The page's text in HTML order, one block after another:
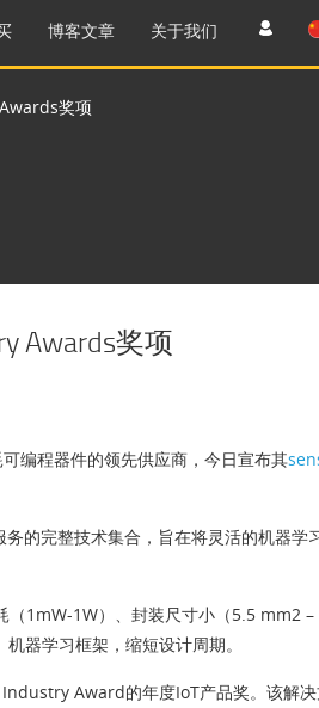
博客文章 关于我们
奖项
Awards奖项
可编程器件的领先供应商，今日宣布其
的完整技术集合，旨在将灵活的机器
1mW-1W）、封装尺寸小（5.5 mm2
器学习框架，缩短设计周期。
Award的年度IoT产品奖。该解